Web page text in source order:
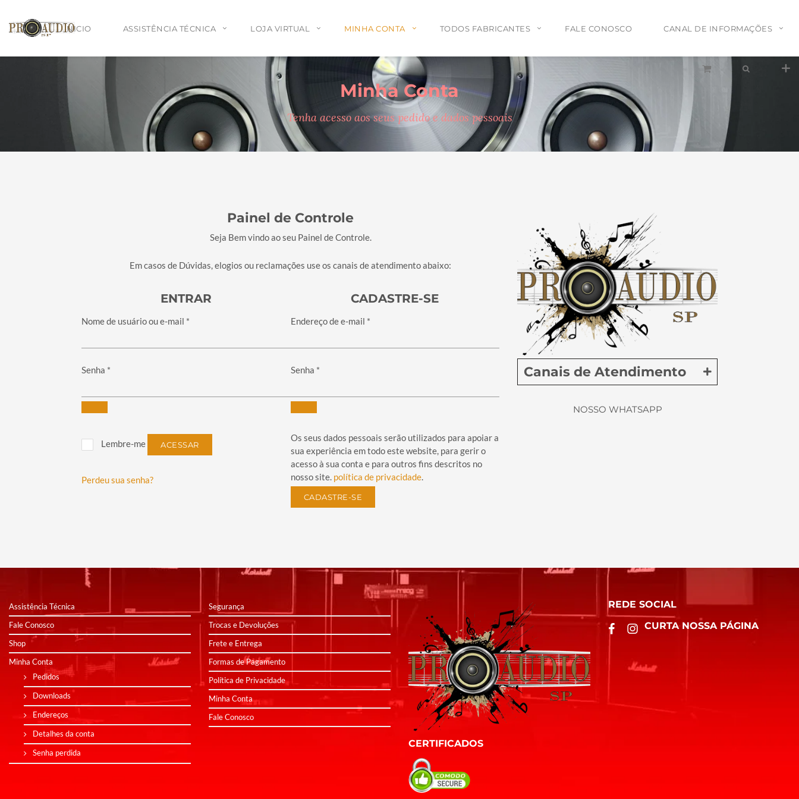
INICIO ASSISTÊNCIA TÉCNICA
Serviço Leva e Traz para Assistência Técnica
Assistência Técnica para Todo Brasil
Projetos de som personalizado para Escolas
LOJA VIRTUAL MINHA CONTA TODOS FABRICANTES FALE CONOSCO CANAL DE INFORMAÇÕES
suporte@proaudiosp.com.br
A. Kumaki Aoki, 630 - Jd. Helena
Whatsapp
1127724709
Minha Conta
Tenha acesso aos seus pedido e dados pessoais
Painel de Controle
Seja Bem vindo ao seu Painel de Controle.
Em casos de Dúvidas, elogios ou reclamações use os canais de atendimento abaixo:
ENTRAR
Nome de usuário ou e-mail *
Senha *
Lembre-me ACESSAR
Perdeu sua senha?
CADASTRE-SE
Endereço de e-mail *Obrigatório
Senha *Obrigatório
Os seus dados pessoais serão utilizados para apoiar a
sua experiência em todo este website, para gerir o
acesso à sua conta e para outros fins descritos no
nosso site. política de privacidade.
CADASTRE-SE
Canais de Atendimento
NOSSO WHATSAPP
Assistência Técnica
Fale Conosco
Shop
Minha Conta
Pedidos
Downloads
Endereços
Detalhes da conta
Senha perdida
Segurança
Trocas e Devoluções
Frete e Entrega
Formas de Pagamento
Política de Privacidade
Minha Conta
Fale Conosco
CERTIFICADOS
REDE SOCIAL
CURTA NOSSA PÁGINA